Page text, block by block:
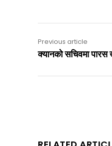
Previous article
क्यानको सचिवमा